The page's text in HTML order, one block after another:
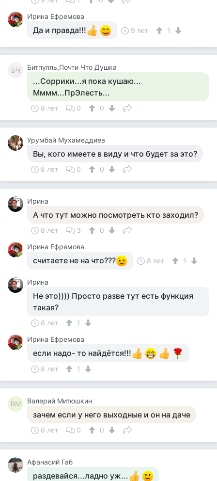
Ирина Ефремова
Да и правда!!! 9 лет 1
БЧ Битпулль,Почти Что Душка
...Соррики...я пока кушаю...
Мммм...ПрЭлесть...
8 лет 0 0
Урумбай Мухамеддиев
Вы, кого имеете в виду и что будет за это?
8 лет 0 0
Ирина
А что тут можно посмотреть кто заходил?
8 лет 3
0
Ирина Ефремова
считаете не на что??? 8 лет 1
Ирина
Не это)))) Просто разве тут есть функция
такая?
8 лет
1
Ирина Ефремова
если надо- то найдётся!!!
8 лет 1
ВМ Валерий Митюшкин
зачем если у него выходные и он на даче
8 лет 0 0
Афанасий Габ
раздевайся...ладно уж...